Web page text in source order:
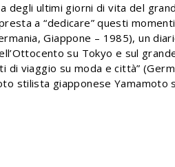
degli ultimi giorni di vita del
a “dedicare” questi
Giappone – 1985), un
su Tokyo e sul
di viaggio su moda e città”
stilista giapponese Yamamoto